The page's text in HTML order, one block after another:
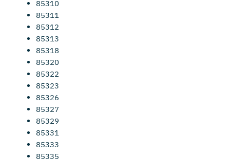
85310
85311
85312
85313
85318
85320
85322
85323
85326
85327
85329
85331
85333
85335